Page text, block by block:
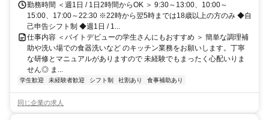
勤務時間 ＜週1日 / 1日2時間からOK ＞ 9:30～13:00、10:00～
15:00、17:00～22:30 ※22時から翌5時までは18歳以上の方のみ ◆自
己申告シフト制 ◆週1日 / 1...
仕事内容 ＜バイトデビューの学生さんにもおすすめ ＞ 簡単な調理補
助や洗い場での食器洗いなど のキッチン業務をお願いします。丁寧
な研修とマニュアルがありますので 未経験でもまったく心配いりま
せん◎ ま...
学生歓迎 未経験者歓迎 シフト制 社割あり 食事補助あり
同じ企業の求人